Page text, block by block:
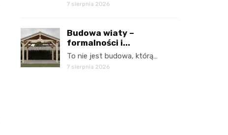
7 sierpnia 2026
Budowa wiaty –
formalności i...
To nie jest budowa, którą…
7 sierpnia 2026